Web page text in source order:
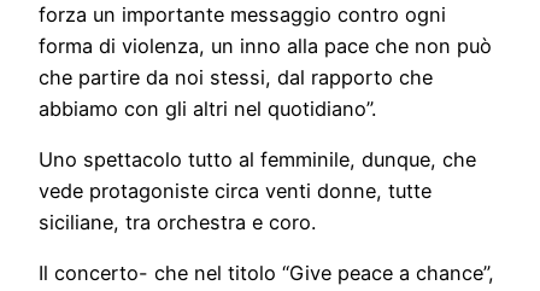
forza un importante messaggio contro ogni
forma di violenza, un inno alla pace che non può
che partire da noi stessi, dal rapporto che
abbiamo con gli altri nel quotidiano”.
Uno spettacolo tutto al femminile, dunque, che
vede protagoniste circa venti donne, tutte
siciliane, tra orchestra e coro.
Il concerto- che nel titolo “Give peace a chance”,